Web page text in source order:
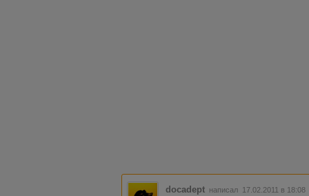
docadept написал 17.02.2011 в